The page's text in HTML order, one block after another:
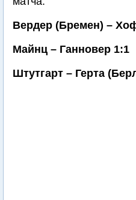
Вердер (Бремен) –
Майнц – Ганновер 1:1
Штутгарт – Герта